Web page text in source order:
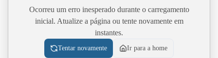
Ocorreu um erro inesperado durante o carregamento
inicial. Atualize a página ou tente novamente em
instantes.
Tentar novamente Ir para a home